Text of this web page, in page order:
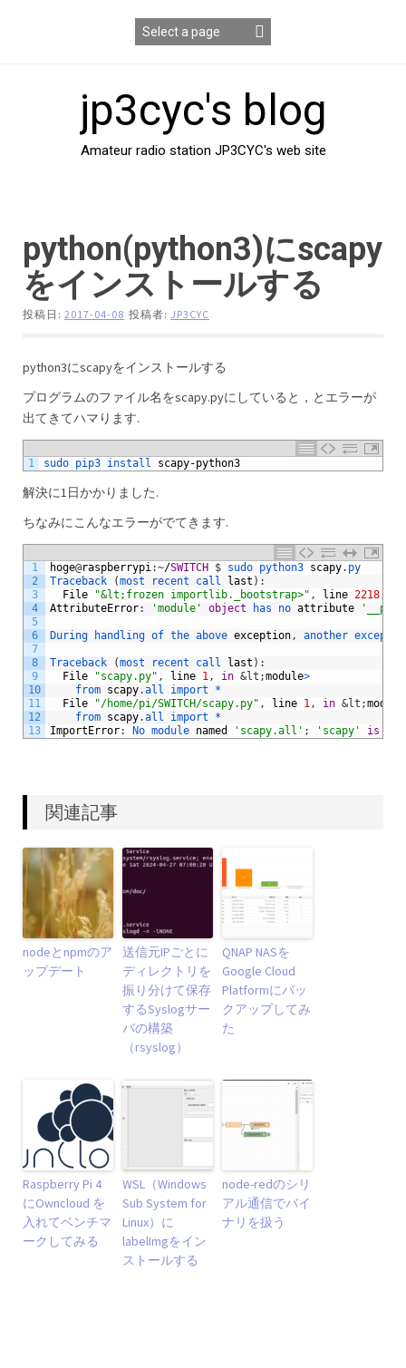
jp3cyc's blog
Amateur radio station JP3CYC's web site
python(python3)にscapy
をインストールする
投稿日: 2017-04-08 投稿者: JP3CYC
python3にscapyをインストールする
プログラムのファイル名をscapy.pyにしていると，とエラーが
出てきてハマります.
1 sudo pip3 install scapy-python3
解決に1日かかりました.
ちなみにこんなエラーがでてきます.
1
2
3
4
5
6
7
8
9
10
11
12
13
hoge@raspberrypi:~/SWITCH $ sudo python3 scapy. py
Traceback
(most recent call last ) :
File
"&lt;frozen importlib._bootstrap>" , line 2218,
AttributeError: 'module' object has no attribute
During handling of the above exception, another
Traceback (most recent call last ) :
File
"scapy.py" , line 1, in &lt;module>
from scapy.all import *
File
"/home/pi/SWITCH/scapy.py" , line 1, in &lt;module
from scapy.all import *
ImportError: No module named 'scapy.all' ; 'scapy' is
関連記事
nodeとnpmのア
ップデート
送信元IPごとに
ディレクトリを
振り分けて保存
するSyslogサー
バの構築
（rsyslog）
QNAP NASを
Google Cloud
Platformにバッ
クアップしてみ
た
Raspberry Pi 4
にOwncloud を
入れてベンチマ
ークしてみる
WSL（Windows
Sub System for
Linux）に
labelImgをイン
ストールする
node-redのシリ
アル通信でバイ
ナリを扱う